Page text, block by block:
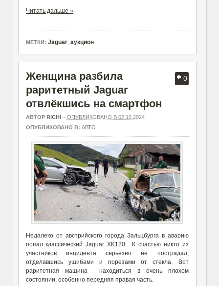
Читать дальше »
МЕТКИ: Jaguar, аукцион
0
Женщина разбила
раритетный Jaguar
отвлёкшись на смартфон
АВТОР RICHI – ОПУБЛИКОВАНО В 02.10.2024
ОПУБЛИКОВАНО В: АВТО
Недалеко от австрийского города Зальцбурга в аварию
попал классический Jaguar XK120. К счастью никто из
участников инцидента серьезно не пострадал,
отделавшись ушибами и порезами от стекла. Вот
раритетная машина находиться в очень плохом
состоянии, особенно передняя правая часть.